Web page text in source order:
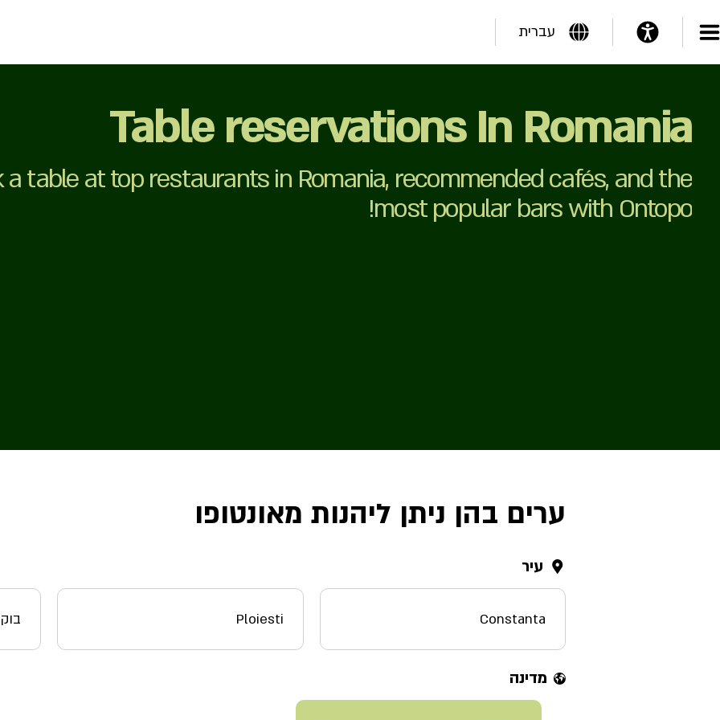
עברית
Table reservations In Romania
a table at top restaurants in Romania, recommended cafés, and the
most popular bars with Ontopo!
ערים בהן ניתן ליהנות מאונטופו
עיר
Constanta
Ploiesti
מדינה